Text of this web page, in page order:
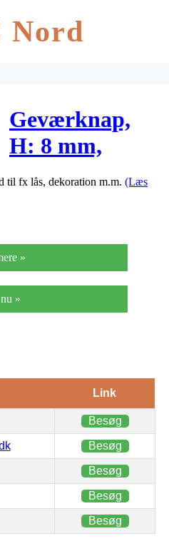
Nord
Geværknap,
H: 8 mm,
diam. 7 mm,
til fx lås, dekoration m.m. (Læs
»
»
Link
Besøg
Besøg
Besøg
Besøg
Besøg